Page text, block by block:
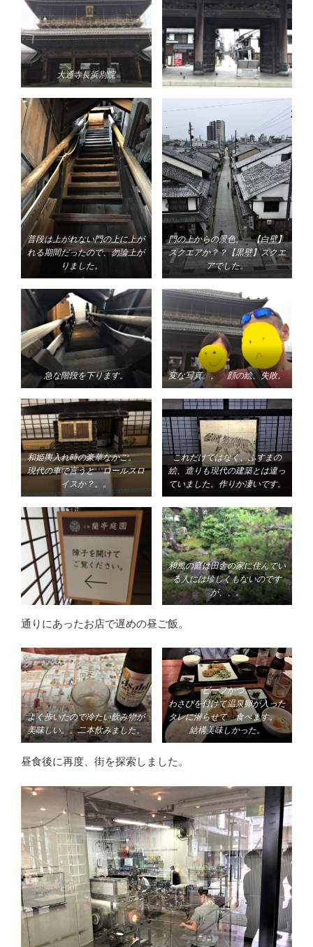
大通寺長浜別院
普段は上がれない門の上に上が
れる期間だったので、勿論上が
りました。
門の上からの景色。 【白壁】
スクエアか？？【黒壁】スクエ
アでした。
急な階段を下ります。 変な写真。。 顔の絵、失敗。
和姫輿入れ時の豪華なかご。
現代の車で言うと ロールスロ
イスか？。。
これだけではなく、ふすまの
絵、造りも現代の建築とは違っ
ていました。作りか凄いです。
和風の庭は田舎の家に住んでい
る人には珍しくもないのです
が、、。
通りにあったお店で遅めの昼ご飯。
よく歩いたので冷たい飲み物が
美味しい。。二本飲みました。
ビーフかつ。
わさびを付けて温泉卵が入った
タレに潜らせて 食べます。
結構美味しかった。
昼食後に再度、街を探索しました。